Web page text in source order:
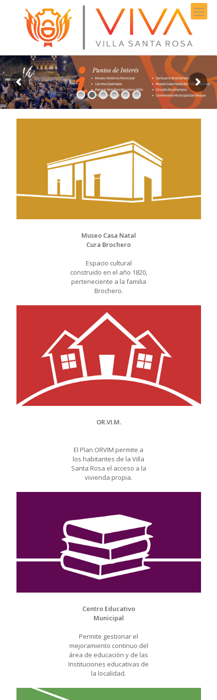
Museo Casa Natal
Cura Brochero
Espacio cultural
construido en el año 1820,
perteneciente a la familia
Brochero.
OR.VI.M.
El Plan ORVIM permite a
los habitantes de la Villa
Santa Rosa el acceso a la
vivienda propia.
Centro Educativo
Municipal
Permite gestionar el
mejoramiento continuo del
área de educación y de las
Instituciones educativas de
la localidad.